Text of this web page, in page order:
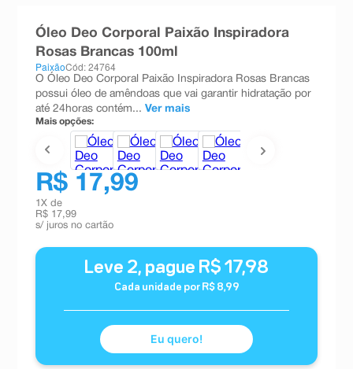
Óleo Deo Corporal Paixão Inspiradora
Rosas Brancas 100ml
PaixãoCód: 24764
O Óleo Deo Corporal Paixão Inspiradora Rosas Brancas
possui óleo de amêndoas que vai garantir hidratação por
até 24horas contém... Ver mais
Mais opções:
R$ 17,99
1 X de
R$ 17,99
s/ juros no cartão
Leve 2, pague R$ 17,98
Cada unidade por R$ 8,99
Eu quero!
esmalte
ºabsorvente